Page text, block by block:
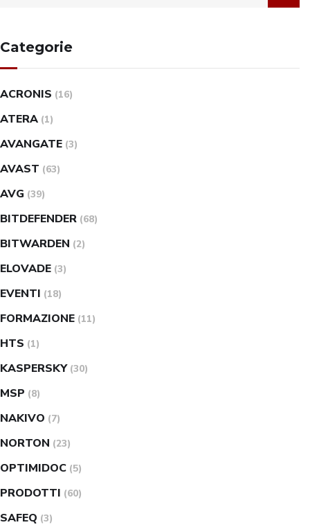
Categorie
ACRONIS (16)
ATERA (1)
AVANGATE (3)
AVAST (63)
AVG (39)
BITDEFENDER (68)
BITWARDEN (2)
ELOVADE (3)
EVENTI (18)
FORMAZIONE (11)
HTS (1)
KASPERSKY (30)
MSP (8)
NAKIVO (7)
NORTON (23)
OPTIMIDOC (5)
PRODOTTI (60)
SAFEQ (3)